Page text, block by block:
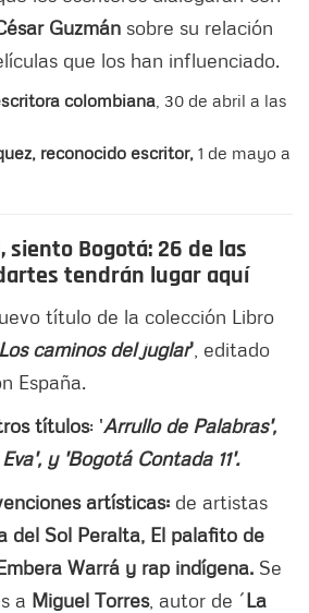
Guzmán sobre su relación
que los han influenciado.
colombiana , 30 de abril a las
reconocido escritor, 1 de mayo a
siento Bogotá: 26 de las
tendrán lugar aquí
título de la colección Libro
caminos del juglar' , editado
España.
títulos: 'Arrullo de Palabras',
y 'Bogotá Contada 11'.
artísticas: de artistas
del Sol Peralta, El palafito de
Warrá y rap indígena. Se
a Miguel Torres, autor de ´La